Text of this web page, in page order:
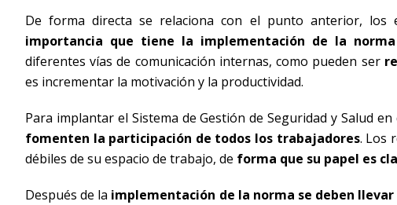
De forma directa se relaciona con el punto anterior, los
importancia que tiene la implementación de la norma
diferentes vías de comunicación internas, como pueden ser
es incrementar la motivación y la productividad.
Para implantar el Sistema de Gestión de Seguridad y Salud
fomenten la participación de todos los trabajadores. Los
débiles de su espacio de trabajo, de forma que su papel es
Después de la implementación de la norma se deben